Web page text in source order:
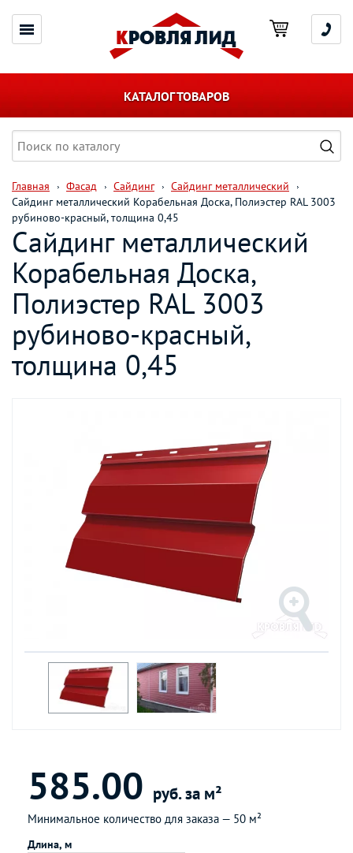
КАТАЛОГ ТОВАРОВ
Главная Фасад Сайдинг
Сайдинг металлический
Сайдинг металлический Корабельная Доска, Полиэстер RAL 3003
рубиново-красный, толщина 0,45
Сайдинг металлический
Корабельная Доска,
Полиэстер RAL 3003
рубиново-красный,
толщина 0,45
585.00 руб. за м²
Минимальное количество для заказа — 50 м²
Длина, м